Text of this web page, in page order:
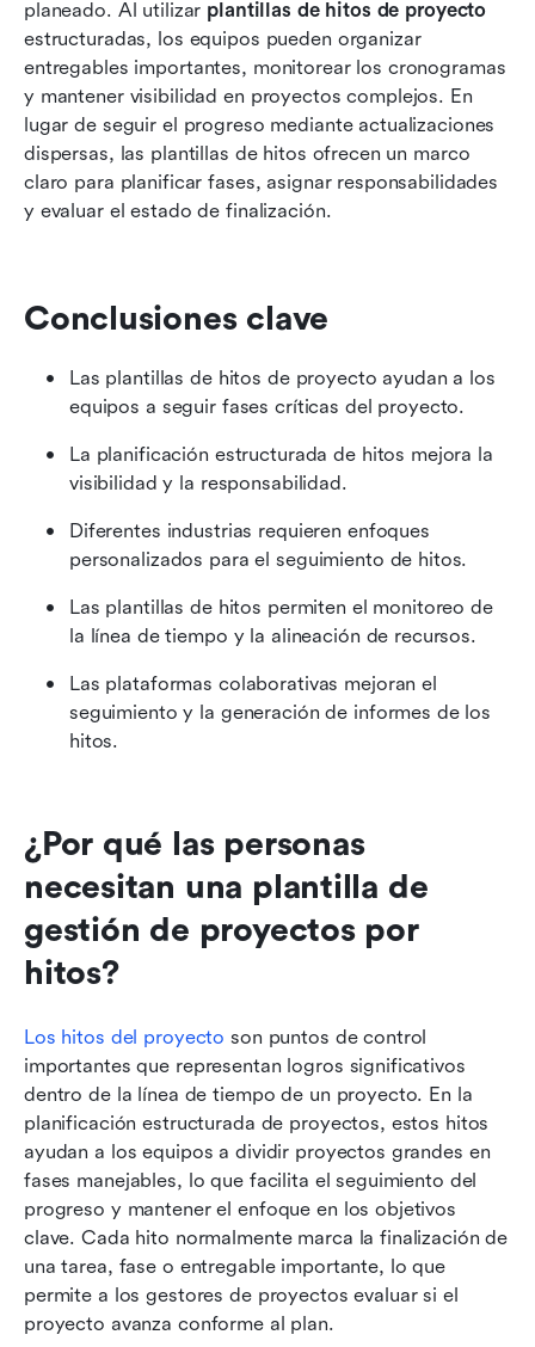
planeado. Al utilizar plantillas de hitos de proyecto
estructuradas, los equipos pueden organizar
entregables importantes, monitorear los cronogramas
y mantener visibilidad en proyectos complejos. En
lugar de seguir el progreso mediante actualizaciones
dispersas, las plantillas de hitos ofrecen un marco
claro para planificar fases, asignar responsabilidades
y evaluar el estado de finalización.
Conclusiones clave
Las plantillas de hitos de proyecto ayudan a los
equipos a seguir fases críticas del proyecto.
La planificación estructurada de hitos mejora la
visibilidad y la responsabilidad.
Diferentes industrias requieren enfoques
personalizados para el seguimiento de hitos.
Las plantillas de hitos permiten el monitoreo de
la línea de tiempo y la alineación de recursos.
Las plataformas colaborativas mejoran el
seguimiento y la generación de informes de los
hitos.
¿Por qué las personas
necesitan una plantilla de
gestión de proyectos por
hitos?
Los hitos del proyecto son puntos de control
importantes que representan logros significativos
dentro de la línea de tiempo de un proyecto. En la
planificación estructurada de proyectos, estos hitos
ayudan a los equipos a dividir proyectos grandes en
fases manejables, lo que facilita el seguimiento del
progreso y mantener el enfoque en los objetivos
clave. Cada hito normalmente marca la finalización de
una tarea, fase o entregable importante, lo que
permite a los gestores de proyectos evaluar si el
proyecto avanza conforme al plan.
Conclusión
Preguntas frecuentes
Lecturas relacionadas